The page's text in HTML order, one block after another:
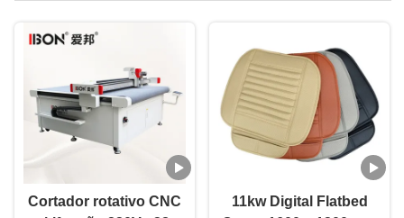
Cortador rotativo CNC
11kw Digital Flatbed